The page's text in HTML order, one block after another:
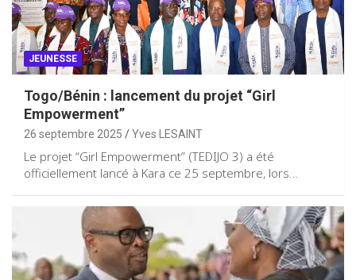
JEUNESSE
Togo/Bénin : lancement du projet “Girl
Empowerment”
26 septembre 2025 Yves LESAINT
Le projet “Girl Empowerment” (TEDIJO 3) a été
officiellement lancé à Kara ce 25 septembre, lors…